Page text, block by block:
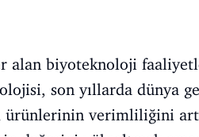
alan biyoteknoloji
son yıllarda dünya
ürünlerinin verimliliğini